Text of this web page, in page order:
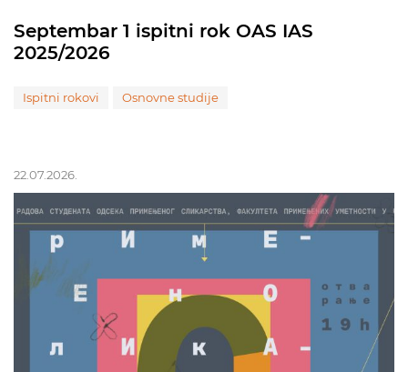
Septembar 1 ispitni rok OAS IAS
2025/2026
Ispitni rokovi Osnovne studije
22.07.2026.